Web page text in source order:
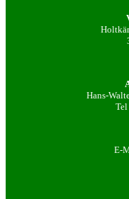
Hans-
Tel
E-